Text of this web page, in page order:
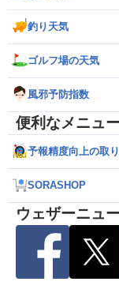
釣り天気
ゴルフ場の天気
風邪予防指数
便利なメニュー
予報精度向上の取
SORASHOP
ウェザーニュ